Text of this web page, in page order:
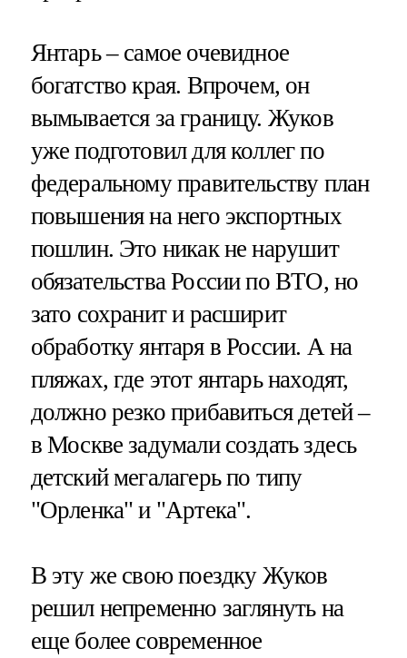
Янтарь – самое очевидное
богатство края. Впрочем, он
вымывается за границу. Жуков
уже подготовил для коллег по
федеральному правительству план
повышения на него экспортных
пошлин. Это никак не нарушит
обязательства России по ВТО, но
зато сохранит и расширит
обработку янтаря в России. А на
пляжах, где этот янтарь находят,
должно резко прибавиться детей –
в Москве задумали создать здесь
детский мегалагерь по типу
"Орленка" и "Артека".
В эту же свою поездку Жуков
решил непременно заглянуть на
еще более современное